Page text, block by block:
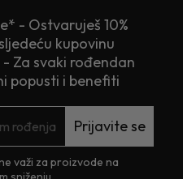
- Ostvaruješ 10%
kupovinu
Za svaki rođendan
popusti i benefiti
Prijavite se
važi za proizvode na